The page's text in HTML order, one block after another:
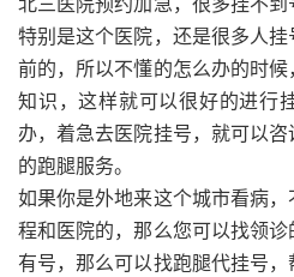
北三医院预约加急，很多挂不到
特别是这个医院，还是很多人
前的，所以不懂的怎么办的时
知识，这样就可以很好的进行
办，着急去医院挂号，就可以
的跑腿服务。
如果你是外地来这个城市看病
程和医院的，那么您可以找领
有号，那么可以找跑腿代挂号